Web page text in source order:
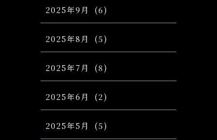
2025年9月 (6)
2025年8月 (5)
2025年7月 (8)
2025年6月 (2)
2025年5月 (5)